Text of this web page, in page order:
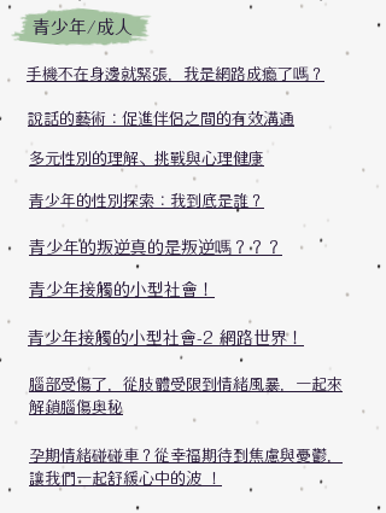
青少年/成人
手機不在身邊就緊張，我是網路成瘾了嗎？
說話的藝術：促進伴侶之間的有效溝通
多元性別的理解、挑戰與心理健康
青少年的性別探索：我到底是誰？
青少年的叛逆真的是叛逆嗎？？？
青少年接觸的小型社會！
青少年接觸的小型社會-2 網路世界！
腦部受傷了，從肢體受限到情緒風暴，一起來
解鎖腦傷奥秘
孕期情緒碰碰車？從幸福期待到焦慮與憂鬱，
讓我們一起舒緩心中的波 ！